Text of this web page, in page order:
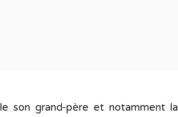
son grand-père et notamment la